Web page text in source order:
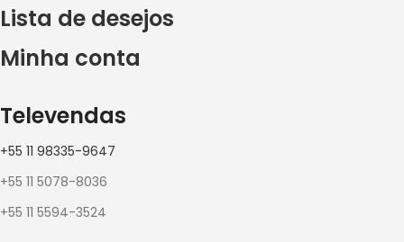
Lista de desejos
Minha conta
Televendas
+55 11 98335-9647
+55 11 5078-8036
+55 11 5594-3524